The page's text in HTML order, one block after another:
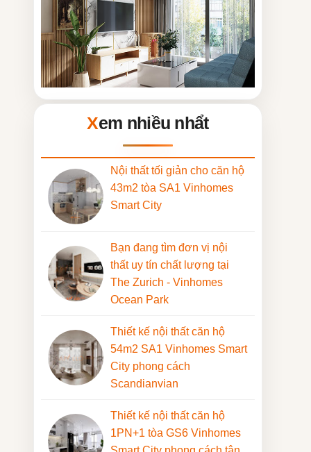
Xem nhiều nhẩt
Nội thất tối giản cho căn hộ
43m2 tòa SA1 Vinhomes
Smart City
Bạn đang tìm đơn vị nội
thất uy tín chất lượng tại
The Zurich - Vinhomes
Ocean Park
Thiết kế nội thất căn hộ
54m2 SA1 Vinhomes Smart
City phong cách
Scandianvian
Thiết kế nội thất căn hộ
1PN+1 tòa GS6 Vinhomes